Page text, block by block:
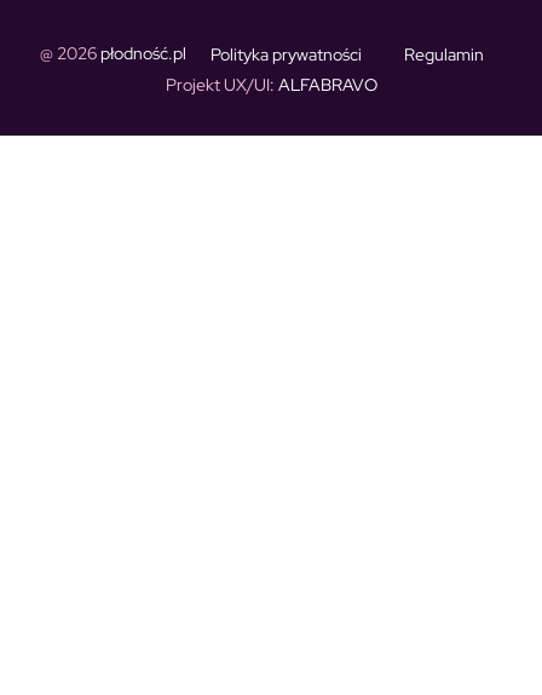
@ 2026płodność.pl Polityka prywatności
Regulamin
Projekt UX/UI: ALFABRAVO